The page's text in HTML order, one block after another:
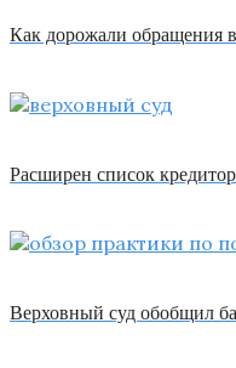
Как дорожали обращения
Расширен список
Верховный суд обобщил